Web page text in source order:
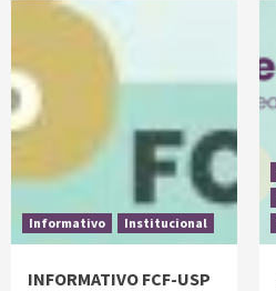
Informativo Institucional
INFORMATIVO FCF-USP